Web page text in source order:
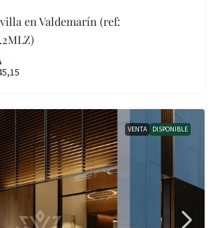
en Valdemarín (ref:
VENTA DISPONIBLE